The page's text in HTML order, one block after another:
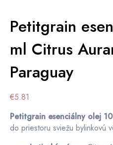
Petitgrain
ml Citrus
Paraguay
€5.81
Petitgrain esenciálny olej
do priestoru sviežu bylinkovú